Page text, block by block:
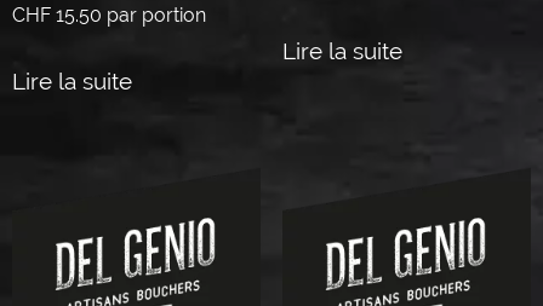
CHF 15.50 par portion
Lire la suite
Lire la suite